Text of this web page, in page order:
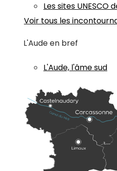
Les sites UNESCO
Voir tous les
L'Aude en bref
L'Aude, l'âme sud